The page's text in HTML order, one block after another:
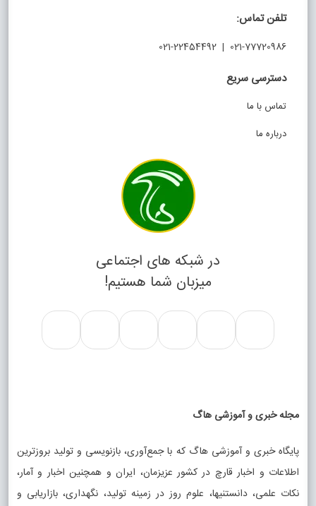
تلفن تماس:
021-77720986 | 021-22454492
دسترسی سریع
تماس با ما
درباره ما
در شبکه های اجتماعی
میزبان شما هستیم!
مجله خبری و آموزشی هاگ
پایگاه خبری و آموزشی هاگ که با جمع‌آوری، بازنویسی و تولید بروزترین
اطلاعات و اخبار قارچ در کشور عزیزمان، ایران و همچنین اخبار و آمار،
نکات علمی، دانستنیها، علوم روز در زمینه تولید، نگهداری، بازاریابی و